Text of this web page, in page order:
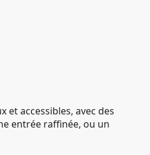
et accessibles, avec des
entrée raffinée, ou un